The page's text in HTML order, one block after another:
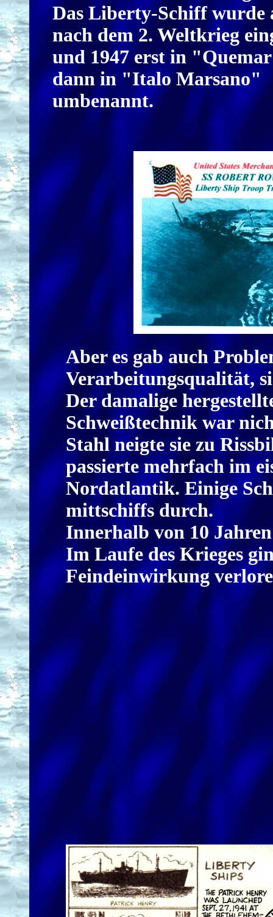
Das Liberty-Schiff wurde
nach dem 2. Weltkrieg
und 1947 erst in
dann in "Italo Marsano"
umbenannt.
Aber es gab auch
Verarbeitungsqualität,
Der damalige
Schweißtechnik war
Stahl neigte sie zu
passierte mehrfach im
Nordatlantik. Einige
mittschiffs durch.
Innerhalb von 10
Im Laufe des Krieges
Feindeinwirkung